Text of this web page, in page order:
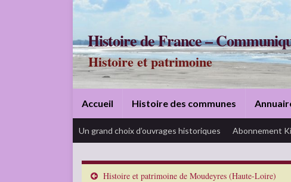
Histoire de France –
Histoire et patrimoine
Accueil Histoire des communes
Un grand choix d’ouvrages historiques Abonnement
Histoire et patrimoine de Moudeyres (Haute-Loire)